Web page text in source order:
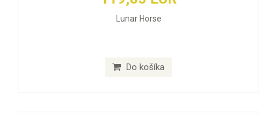
Lunar Horse
Do košíka